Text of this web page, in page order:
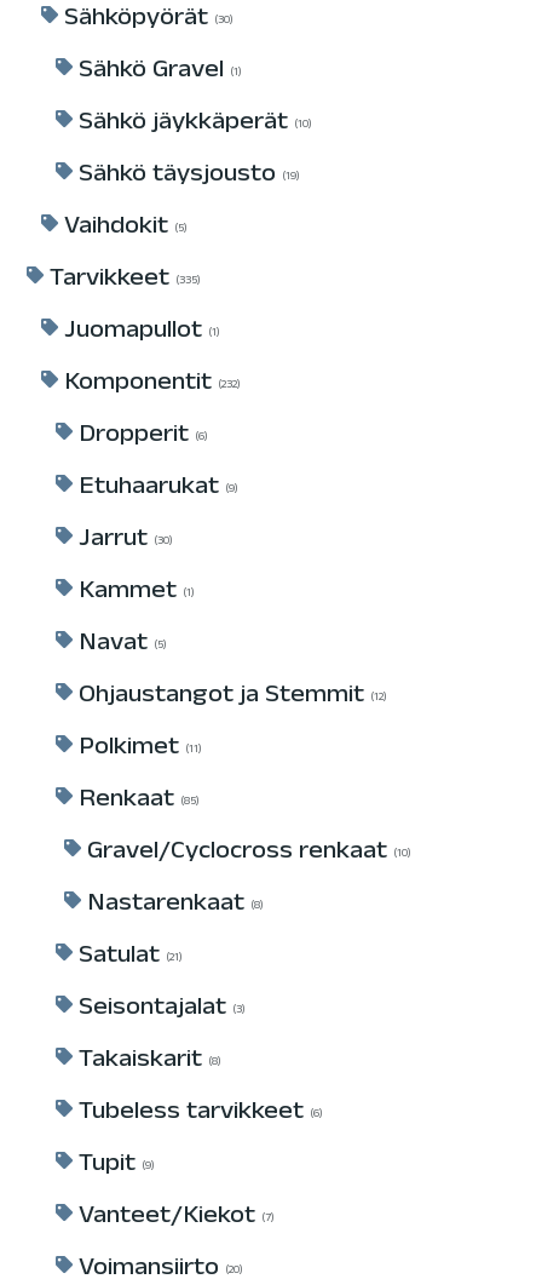
Sähköpyörät 30
Sähkö Gravel 1
Sähkö jäykkäperät 10
Sähkö täysjousto 19
Vaihdokit 5
Tarvikkeet 335
Juomapullot 1
Komponentit 232
Dropperit 6
Etuhaarukat 9
Jarrut 30
Kammet 1
Navat 5
Ohjaustangot ja Stemmit 12
Polkimet 11
Renkaat 85
Gravel/Cyclocross renkaat 10
Nastarenkaat 8
Satulat 21
Seisontajalat 3
Takaiskarit 8
Tubeless tarvikkeet 6
Tupit 9
Vanteet/Kiekot 7
Voimansiirto 20